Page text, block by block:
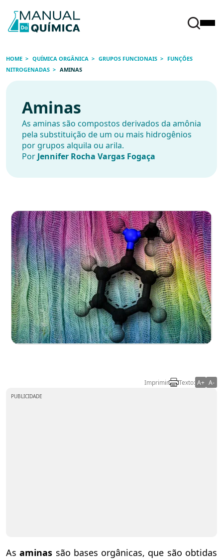
HOME QUÍMICA ORGÂNICA GRUPOS FUNCIONAIS
FUNÇÕES
NITROGENADAS
AMINAS
Aminas
As aminas são compostos derivados da amônia
pela substituição de um ou mais hidrogênios
por grupos alquila ou arila.
Por Jennifer Rocha Vargas Fogaça
Imprimir Texto: A+ A-
PUBLICIDADE
Asaminas são bases orgânicas, que são obtidas